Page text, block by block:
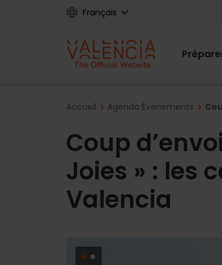
Français
Breadcrumb
Accueil Agenda Évenements
Coup
Joies » : les
Valencia